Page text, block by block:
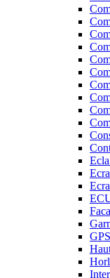
GPS